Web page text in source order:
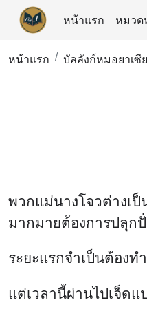
หน้าแรก หมวด
หน้าแรก บัลลังก์หมอยาเซี
พวกแม่นางโจวต่างเป็
มากมายต้องการปลุก
ระยะแรกจำเป็นต้องท
แต่เวลานี้ผ่านไปเจ็ด